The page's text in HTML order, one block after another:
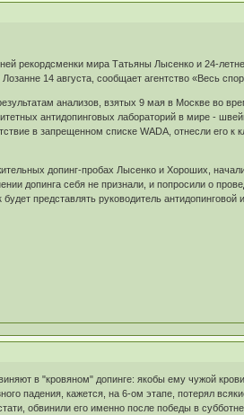
рекордсменки мира Татьяны Лысенко и 24-
14 августа, сообщает агентство «Весь
анализов, взятых 9 мая в Москве во
антидопинговых лабораторий в мире -
в запрещенном списке WADA, отнесли его к
допинг-пробах Лысенко и Хороших,
допинга себя не признали, и попросили о
представлять руководитель
в "кровяном" допинге: якобы ему чужой
падения, кажется, на 6-ом этапе, потерял
обвинили его именно после победы в